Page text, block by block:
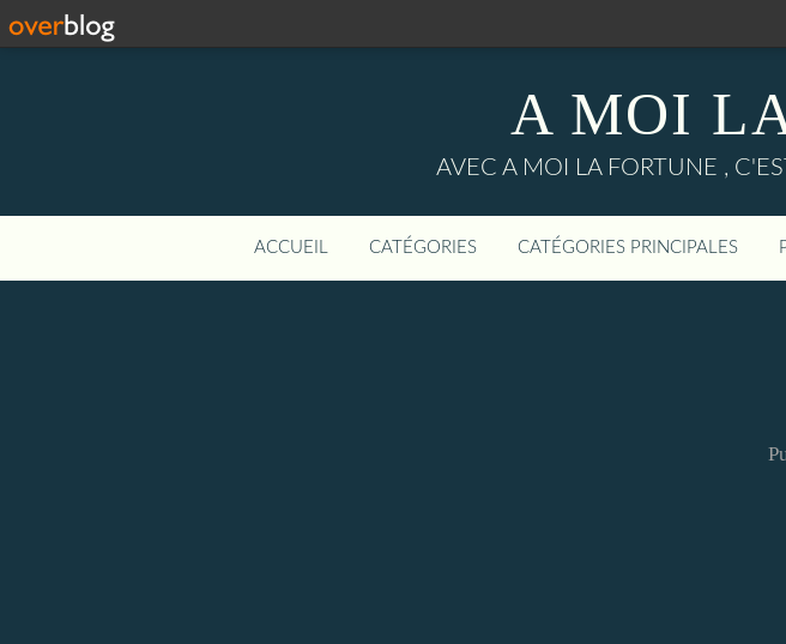
A MOI
AVEC A MOI LA FORTUNE ,
ACCUEIL CATÉGORIES CATÉGORIES PRINCIPALES